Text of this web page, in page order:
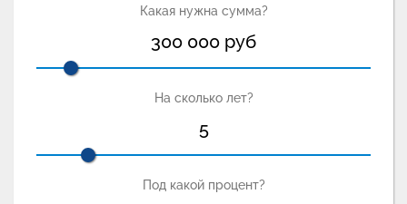
Какая нужна сумма?
300 000 руб
На сколько лет?
5
Под какой процент?